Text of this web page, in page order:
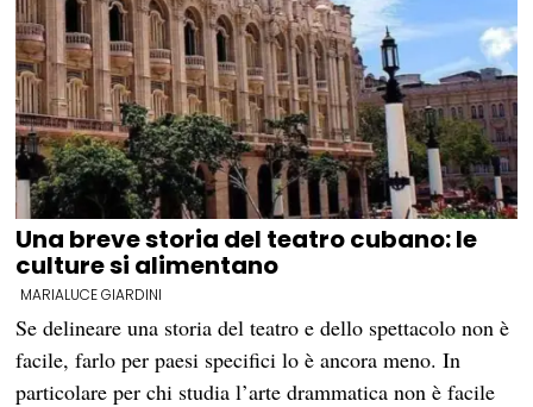
Una breve storia del teatro cubano: le
culture si alimentano
MARIALUCE GIARDINI
Se delineare una storia del teatro e dello spettacolo non è
facile, farlo per paesi specifici lo è ancora meno. In
particolare per chi studia l’arte drammatica non è facile